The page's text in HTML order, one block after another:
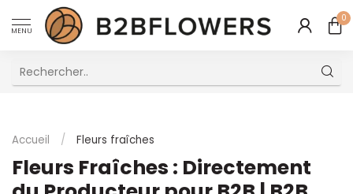
MENU
0
Accueil / Fleurs fraîches
Fleurs Fraîches : Directement